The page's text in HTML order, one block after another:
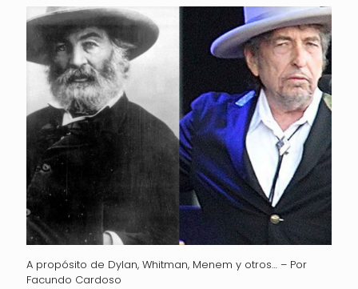
A propósito de Dylan, Whitman, Menem y otros… – Por
Facundo Cardoso